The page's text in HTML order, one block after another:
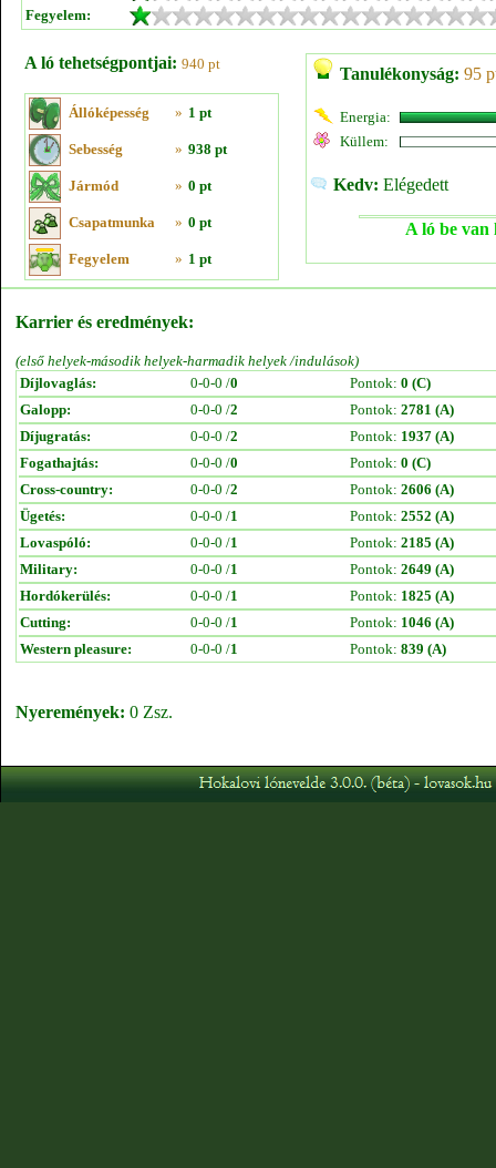
Fegyelem:
A ló tehetségpontjai: 940 pt
Állóképesség » 1 pt
Sebesség » 938 pt
Jármód » 0 pt
Csapatmunka » 0 pt
Fegyelem » 1 pt
Tanulékonyság: 95
Energia:
Küllem:
Kedv: Elégedett
A ló be van
Karrier és eredmények:
(első helyek-második helyek-harmadik helyek /indulások)
Díjlovaglás:
0-0-0 /0 Pontok: 0 (C)
Galopp:
0-0-0 /2 Pontok: 2781 (A)
Díjugratás:
0-0-0 /2 Pontok: 1937 (A)
Fogathajtás:
0-0-0 /0 Pontok: 0 (C)
Cross-country:
0-0-0 /2 Pontok: 2606 (A)
Ügetés:
0-0-0 /1 Pontok: 2552 (A)
Lovaspóló:
0-0-0 /1 Pontok: 2185 (A)
Military:
0-0-0 /1 Pontok: 2649 (A)
Hordókerülés:
0-0-0 /1 Pontok: 1825 (A)
Cutting:
0-0-0 /1 Pontok: 1046 (A)
Western pleasure:
0-0-0 /1 Pontok: 839 (A)
Nyeremények: 0 Zsz.